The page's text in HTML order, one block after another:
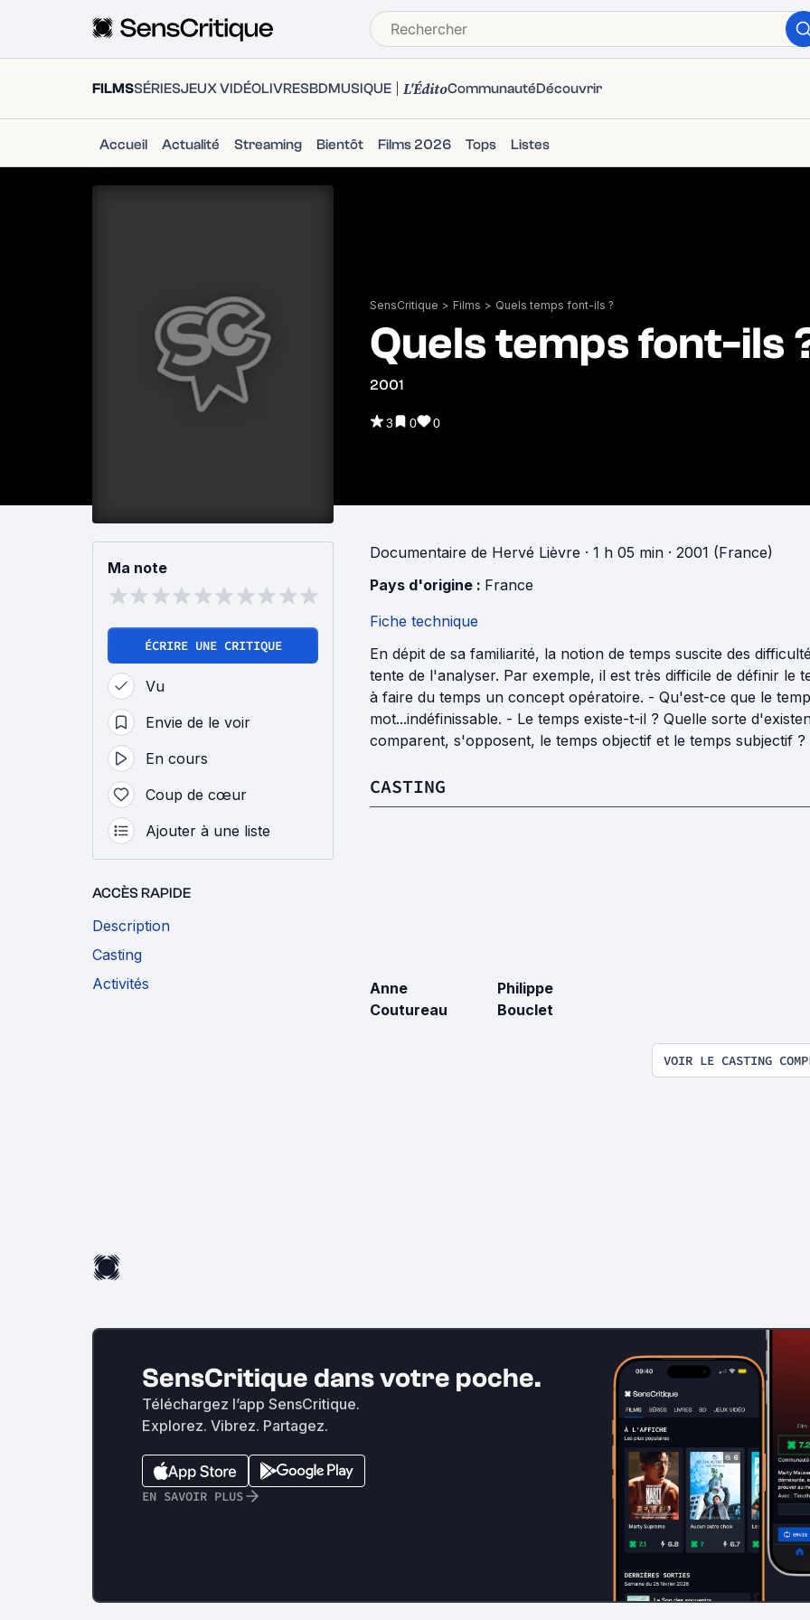
FILMSSÉRIESJEUX VIDÉOLIVRESBDMUSIQUE L'ÉditoCommunautéDécouvrir
Accueil Actualité Streaming Bientôt Films 2026 Tops Listes
SensCritique > Films > Quels temps font-ils ?
Quels temps font-ils
2001
3 0 0
Ma note
ÉCRIRE UNE CRITIQUE
Vu
Envie de le voir
En cours
Coup de cœur
Ajouter à une liste
ACCÈS RAPIDE
Description
Casting
Activités
Documentaire de Hervé Lièvre · 1 h 05 min · 2001 (France)
Pays d'origine : France
Fiche technique
En dépit de sa familiarité, la notion de temps suscite des
tente de l'analyser. Par exemple, il est très difficile de définir le
à faire du temps un concept opératoire. - Qu'est-ce que le
mot...indéfinissable. - Le temps existe-t-il ? Quelle sorte
comparent, s'opposent, le temps objectif et le temps subjectif ?
CASTING
Anne
Coutureau
Philippe
Bouclet
VOIR LE CASTING
SensCritique dans votre poche.
Téléchargez l’app SensCritique.
Explorez. Vibrez. Partagez.
EN SAVOIR PLUS